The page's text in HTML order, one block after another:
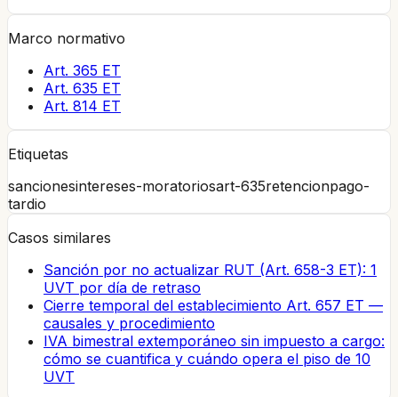
Marco normativo
Art. 365 ET
Art. 635 ET
Art. 814 ET
Etiquetas
sancionesintereses-moratoriosart-635retencionpago-
tardio
Casos similares
Sanción por no actualizar RUT (Art. 658-3 ET): 1
UVT por día de retraso
Cierre temporal del establecimiento Art. 657 ET —
causales y procedimiento
IVA bimestral extemporáneo sin impuesto a cargo:
cómo se cuantifica y cuándo opera el piso de 10
UVT